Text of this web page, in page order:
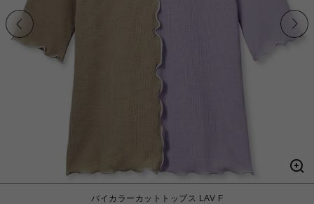
バイカラーカットトップス LAV F